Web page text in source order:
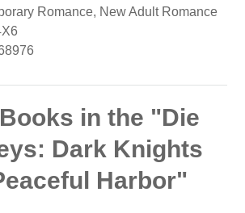
Romance, New Adult Romance
in the "Die
Dark Knights
Harbor"